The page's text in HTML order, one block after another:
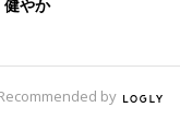
健やか
by